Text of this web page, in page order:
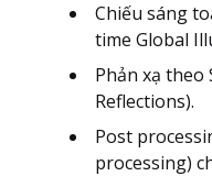
Chiếu sáng
time Global
Phản xạ theo
Reflections).
Post
processing)